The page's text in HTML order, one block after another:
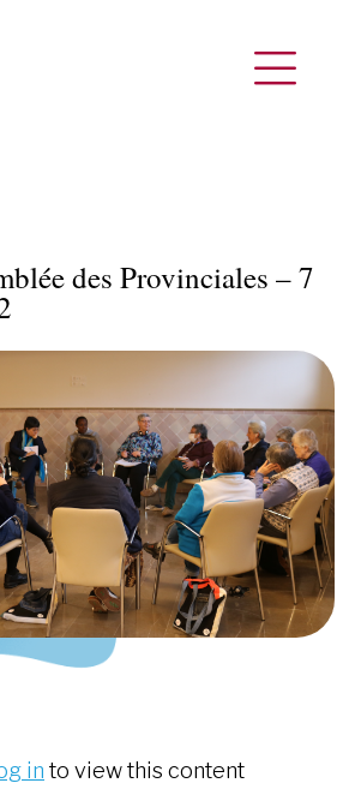
des Provinciales – 7
in to view this content